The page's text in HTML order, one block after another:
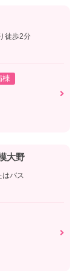
徒歩2分
棟
大野
バス